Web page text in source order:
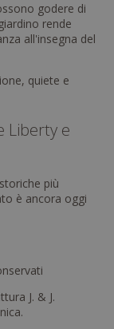
godere di
rende
all'insegna del
quiete e
Liberty e
più
è ancora oggi
J. & J.